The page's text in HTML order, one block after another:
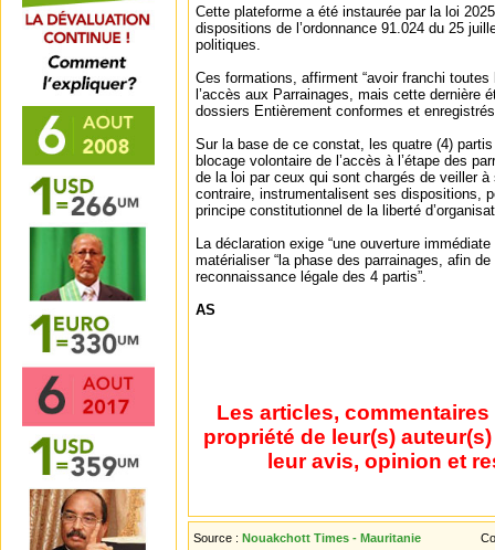
Cette plateforme a été instaurée par la loi
dispositions de l’ordonnance 91.024 du 25
politiques.
Ces formations, affirment “avoir franchi
l’accès aux Parrainages, mais cette dernière
dossiers Entièrement conformes et
Sur la base de ce constat, les quatre (4)
blocage volontaire de l’accès à l’étape des
de la loi par ceux qui sont chargés de veiller
contraire, instrumentalisent ses dispositions,
principe constitutionnel de la liberté
La déclaration exige “une ouverture
matérialiser “la phase des parrainages, afin
reconnaissance légale des 4 partis”.
AS
Les articles,
propriété de leur(s)
leur avis, opinion et
Source : Nouakchott Times - Mauritanie